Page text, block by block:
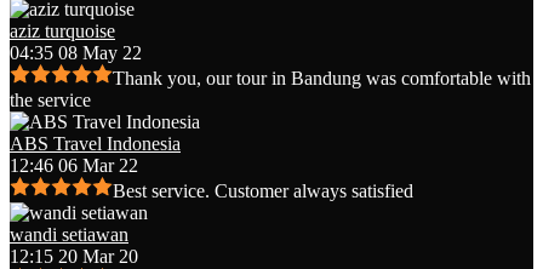
aziz turquoise
04:35 08 May 22
Thank you, our tour in Bandung was comfortable with
the service
ABS Travel Indonesia
12:46 06 Mar 22
Best service. Customer always satisfied
wandi setiawan
12:15 20 Mar 20